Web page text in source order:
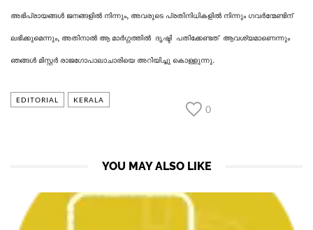
അഭിപ്രായങ്ങൾ ജനങ്ങളിൽ നിന്നും, അവരുടെ പ്രതിനിധികളിൽ നിന്നും ഗവര്‍ന്മേണ്ടിന്
ലഭിക്കുമെന്നും, അതിനാൽ ആ മാർഗ്ഗത്തിൽ ദൃഷ്ടി പതിക്കേണ്ടത് ആവശ്യമാണെന്നും
ഞങ്ങൾ മിസ്റ്റർ രാജഗോപാലാചാരിയെ അറിയിച്ചു കൊള്ളുന്നു.
EDITORIAL KERALA
0
YOU MAY ALSO LIKE